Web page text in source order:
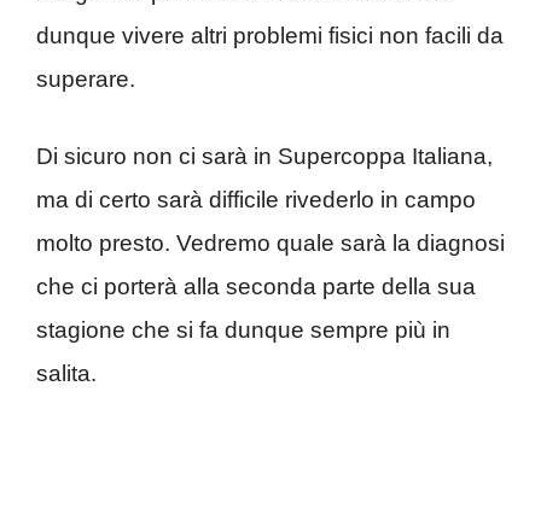
dunque vivere altri problemi fisici non facili da
superare.
Di sicuro non ci sarà in Supercoppa Italiana,
ma di certo sarà difficile rivederlo in campo
molto presto. Vedremo quale sarà la diagnosi
che ci porterà alla seconda parte della sua
stagione che si fa dunque sempre più in
salita.